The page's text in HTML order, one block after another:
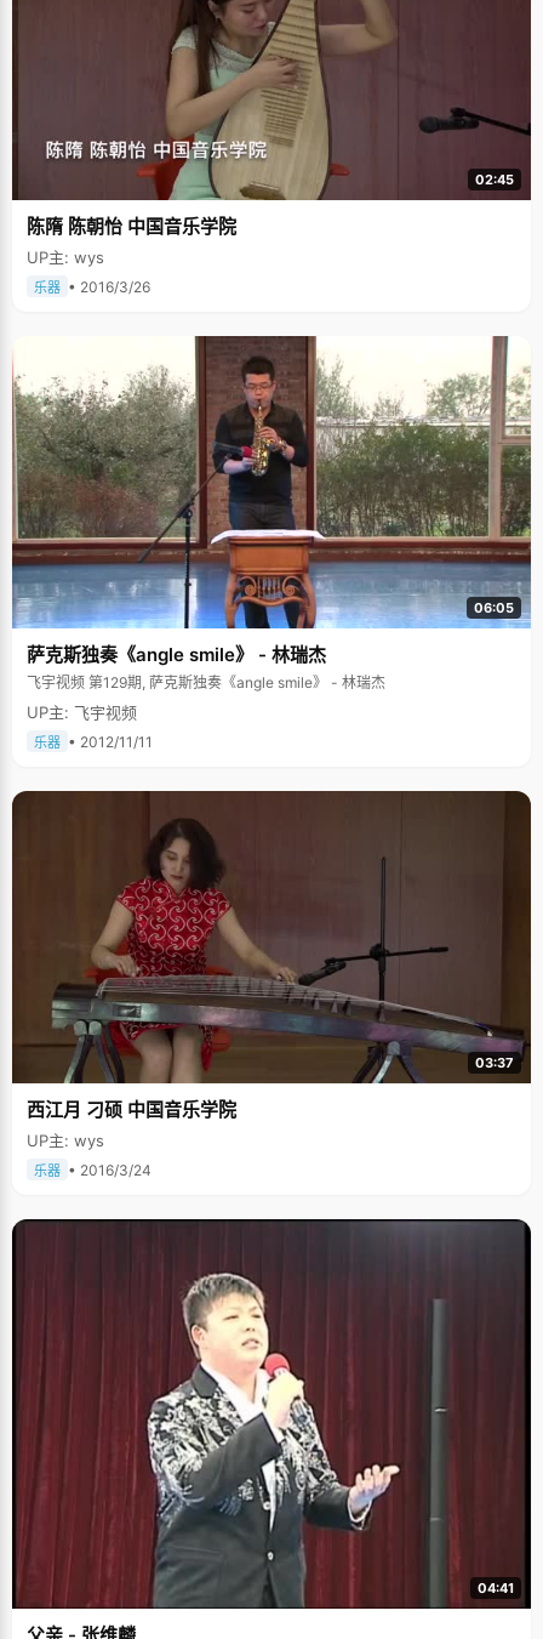
02:45
陈隋 陈朝怡 中国音乐学院
UP主: wys
乐器 • 2016/3/26
06:05
萨克斯独奏《angle smile》 - 林瑞杰
飞宇视频 第129期, 萨克斯独奏《angle smile》 - 林瑞杰
UP主: 飞宇视频
乐器 • 2012/11/11
03:37
西江月 刁硕 中国音乐学院
UP主: wys
乐器 • 2016/3/24
04:41